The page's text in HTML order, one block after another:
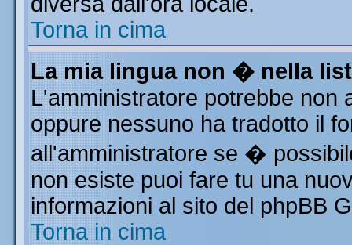
Torna in cima
La mia lingua non � nella
L'amministratore potrebbe non
oppure nessuno ha tradotto il
all'amministratore se �
non esiste puoi fare tu una
informazioni al sito del phpBB
Torna in cima